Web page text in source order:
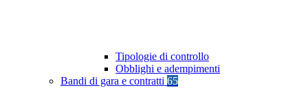
Tipologie di controllo
Obblighi e adempimenti
Bandi di gara e contratti 65